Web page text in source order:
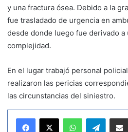
y una fractura ósea. Debido a la
fue trasladado de urgencia en
desde donde luego fue derivado
complejidad.
En el lugar trabajó personal
realizaron las pericias
las circunstancias del siniestro.
Telegram